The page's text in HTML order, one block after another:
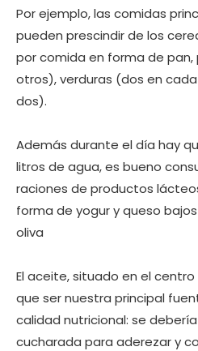
Por ejemplo, las comidas
pueden prescindir de los
por comida en forma de
otros), verduras (dos en
dos).
Además durante el día hay
litros de agua, es bueno
raciones de productos
forma de yogur y queso
oliva
El aceite, situado en el
que ser nuestra principal
calidad nutricional: se
cucharada para aderezar y